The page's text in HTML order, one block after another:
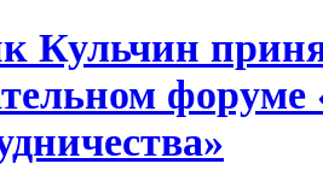
Кульчин